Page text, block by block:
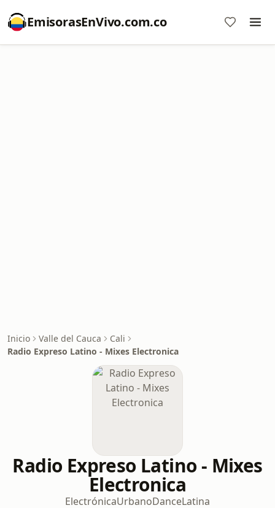
EmisorasEnVivo.com.co
Inicio Valle del Cauca
Cali
Radio Expreso Latino - Mixes Electronica
Radio Expreso Latino - Mixes
Electronica
ElectrónicaUrbanoDanceLatina